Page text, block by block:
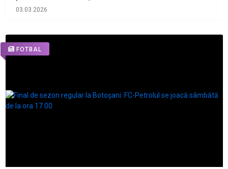
03.03.2026
FOTBAL